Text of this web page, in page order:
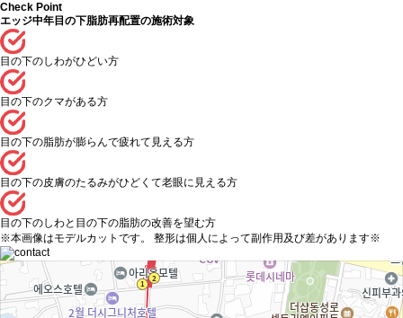
Check Point
エッジ中年目の下脂肪再配置の施術対象
目の下のしわがひどい方
目の下のクマがある方
目の下の脂肪が膨らんで疲れて見える方
目の下の皮膚のたるみがひどくて老眼に見える方
目の下のしわと目の下の脂肪の改善を望む方
※本画像はモデルカットです。 整形は個人によって副作用及び差があります※